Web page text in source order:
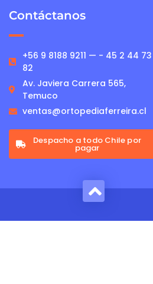
Contáctanos
+56 9 8188 9211 — - 45 2 44 73
82
Av. Javiera Carrera 565,
Temuco
ventas@ortopediaferreira.cl
Despacho a todo Chile por
pagar